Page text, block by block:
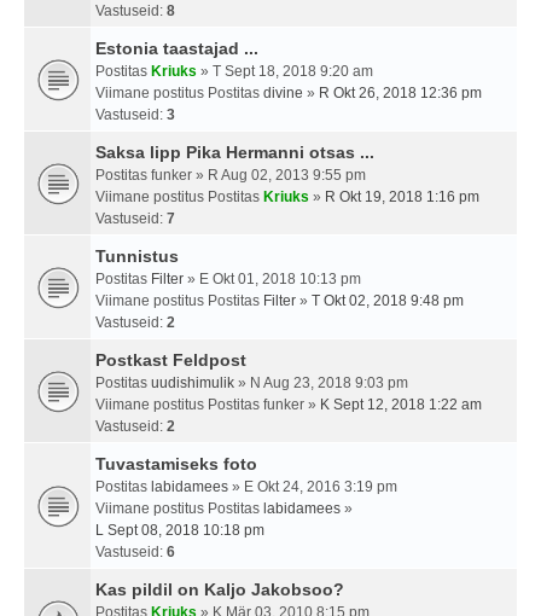
Vastuseid: 8
Estonia taastajad ...
Postitas Kriuks » T Sept 18, 2018 9:20 am
Viimane postitus Postitas divine » R Okt 26, 2018 12:36 pm
Vastuseid: 3
Saksa lipp Pika Hermanni otsas ...
Postitas funker » R Aug 02, 2013 9:55 pm
Viimane postitus Postitas Kriuks » R Okt 19, 2018 1:16 pm
Vastuseid: 7
Tunnistus
Postitas Filter » E Okt 01, 2018 10:13 pm
Viimane postitus Postitas Filter » T Okt 02, 2018 9:48 pm
Vastuseid: 2
Postkast Feldpost
Postitas uudishimulik » N Aug 23, 2018 9:03 pm
Viimane postitus Postitas funker » K Sept 12, 2018 1:22 am
Vastuseid: 2
Tuvastamiseks foto
Postitas labidamees » E Okt 24, 2016 3:19 pm
Viimane postitus Postitas labidamees »
L Sept 08, 2018 10:18 pm
Vastuseid: 6
Kas pildil on Kaljo Jakobsoo?
Postitas Kriuks » K Mär 03, 2010 8:15 pm